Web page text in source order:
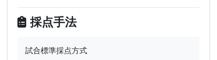
採点手法
試合標準採点方式